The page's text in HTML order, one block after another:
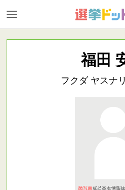
福田
フクダ ヤスナ